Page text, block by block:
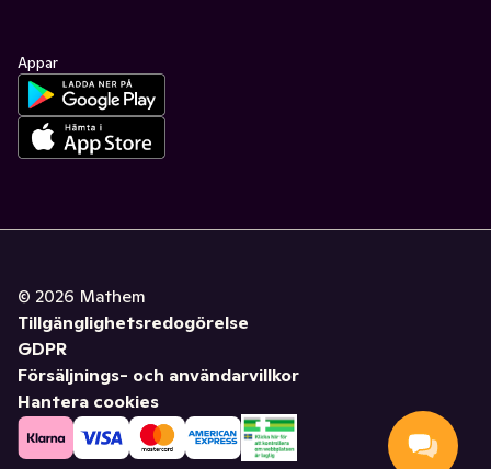
Appar
© 2026 Mathem
Tillgänglighetsredogörelse
GDPR
Försäljnings- och användarvillkor
Hantera cookies